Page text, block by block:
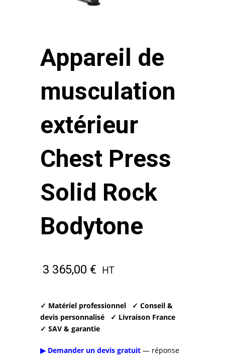
Appareil de
musculation
extérieur
Chest Press
Solid Rock
Bodytone
3 365,00 € HT
✓ Matériel professionnel
✓ Conseil &
devis personnalisé
✓ Livraison France
✓ SAV & garantie
▶ Demander un devis gratuit — réponse